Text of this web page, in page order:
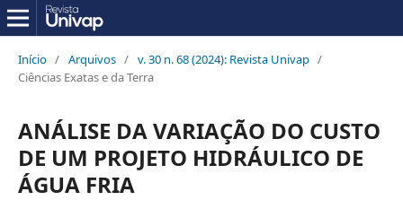
Início / Arquivos / v. 30 n. 68 (2024): Revista Univap /
Ciências Exatas e da Terra
ANÁLISE DA VARIAÇÃO DO CUSTO
DE UM PROJETO HIDRÁULICO DE
ÁGUA FRIA